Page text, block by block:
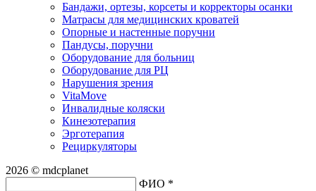
Бандажи, ортезы, корсеты и корректоры осанки
Матрасы для медицинских кроватей
Опорные и настенные поручни
Пандусы, поручни
Оборудование для больниц
Оборудование для РЦ
Нарушения зрения
VitaMove
Инвалидные коляски
Кинезотерапия
Эрготерапия
Рециркуляторы
2026 © mdcplanet
ФИО *